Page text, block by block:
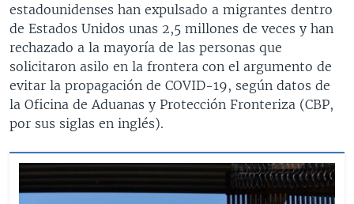
estadounidenses han expulsado a migrantes dentro
de Estados Unidos unas 2,5 millones de veces y han
rechazado a la mayoría de las personas que
solicitaron asilo en la frontera con el argumento de
evitar la propagación de COVID-19, según datos de
la Oficina de Aduanas y Protección Fronteriza (CBP,
por sus siglas en inglés).